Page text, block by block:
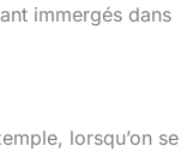
immergés dans
lorsqu’on se